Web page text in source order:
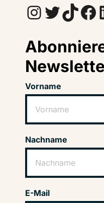
InstagramTwitter TikTok Facebook
Vorname
Nachname
E-Mail